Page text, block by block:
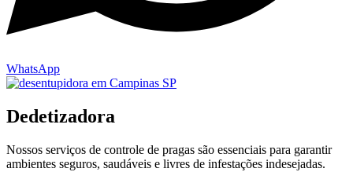
WhatsApp
Dedetizadora
Nossos serviços de controle de pragas são essenciais para garantir
ambientes seguros, saudáveis e livres de infestações indesejadas.